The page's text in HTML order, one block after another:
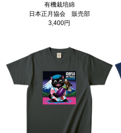
有機栽培綿
日本正月協会 販売部
3,400円